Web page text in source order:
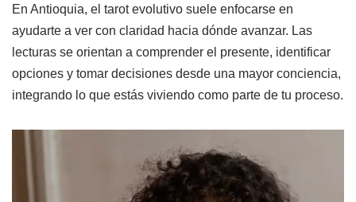
En Antioquia, el tarot evolutivo suele enfocarse en
ayudarte a ver con claridad hacia dónde avanzar. Las
lecturas se orientan a comprender el presente, identificar
opciones y tomar decisiones desde una mayor conciencia,
integrando lo que estás viviendo como parte de tu proceso.